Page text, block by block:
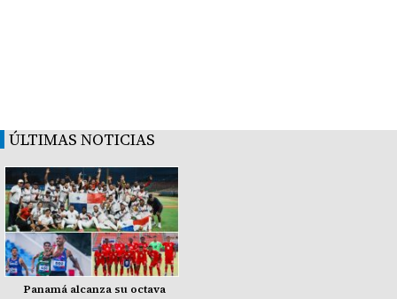
ÚLTIMAS NOTICIAS
Panamá alcanza su octava